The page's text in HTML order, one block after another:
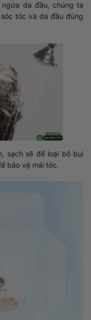
da đầu, chúng ta
tóc và da đầu đúng
sạch sẽ để loại bỏ bụi
bảo vệ mái tóc.